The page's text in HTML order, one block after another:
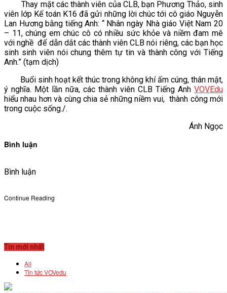
Thay mặt các thành viên của CLB, bạn Phương Thảo, sinh
viên lớp Kế toán K16 đã gửi những lời chúc tới cô giáo Nguyễn
Lan Hương bằng tiếng Anh: “ Nhân ngày Nhà giáo Việt Nam 20
– 11, chúng em chúc cô có nhiều sức khỏe và niềm đam mê
với nghề để dẫn dắt các thành viên CLB nói riêng, các bạn học
sinh sinh viên nói chung thêm tự tin và thành công với Tiếng
Anh.” (tạm dịch)
Buổi sinh hoạt kết thúc trong không khí ấm cúng, thân mật,
ý nghĩa. Một lần nữa, các thành viên CLB Tiếng Anh VOVEdu
hiểu nhau hơn và cùng chia sẻ những niềm vui, thành công mới
trong cuộc sống./.
Ánh Ngọc
Bình luận
Bình luận
Continue Reading
Tin mới nhất
All
Tin tức VOVedu